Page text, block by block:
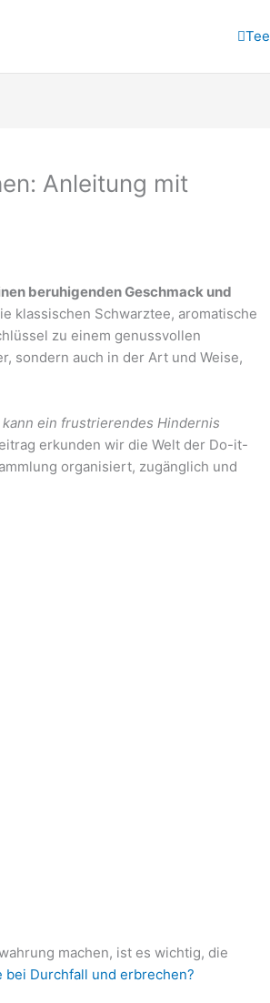
Tee
Anleitung mit
beruhigenden Geschmack und
klassischen Schwarztee, aromatische
zu einem genussvollen
sondern auch in der Art und Weise,
ein frustrierendes Hindernis
erkunden wir die Welt der Do-it-
organisiert, zugänglich und
machen, ist es wichtig, die
bei Durchfall und erbrechen?